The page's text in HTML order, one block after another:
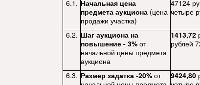
6.1. Начальная цена
предмета аукциона (цена
продажи участка)
47124
четыре
6.2. Шаг аукциона на
повышение - 3% от
начальной цены предмета
аукциона
1413,72
рублей
6.3. Размер задатка -20% от
9424,80